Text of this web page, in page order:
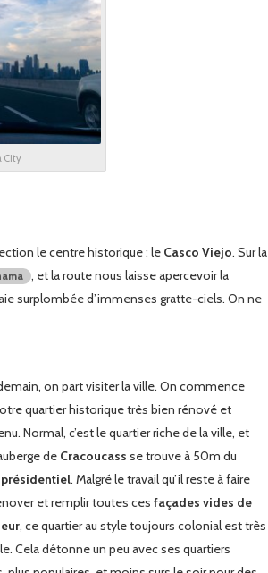
City
le centre historique : le Casco Viejo. Sur la
, et la route nous laisse apercevoir la
surplombée d’immenses gratte-ciels. On ne
on part visiter la ville. On commence
quartier historique très bien rénové et
Normal, c’est le quartier riche de la ville, et
de Cracoucass se trouve à 50m du
. Malgré le travail qu’il reste à faire
et remplir toutes ces façades vides de
, ce quartier au style toujours colonial est très
Cela détonne un peu avec ses quartiers